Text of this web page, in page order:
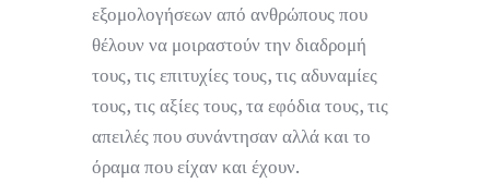
εξομολογήσεων από ανθρώπους που
θέλουν να μοιραστούν την διαδρομή
τους, τις επιτυχίες τους, τις αδυναμίες
τους, τις αξίες τους, τα εφόδια τους, τις
απειλές που συνάντησαν αλλά και το
όραμα που είχαν και έχουν.